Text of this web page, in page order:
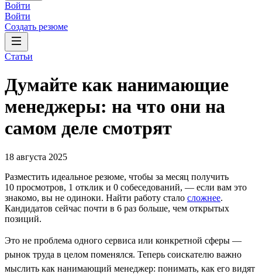
Войти
Войти
Создать резюме
Статьи
Думайте как нанимающие
менеджеры: на что они на
самом деле смотрят
18 августа 2025
Разместить идеальное резюме, чтобы за месяц получить
10 просмотров, 1 отклик и 0 собеседований, ― если вам это
знакомо, вы не одиноки. Найти работу стало сложнее.
Кандидатов сейчас почти в 6 раз больше, чем открытых
позиций.
Это не проблема одного сервиса или конкретной сферы —
рынок труда в целом поменялся. Теперь соискателю важно
мыслить как нанимающий менеджер: понимать, как его видят